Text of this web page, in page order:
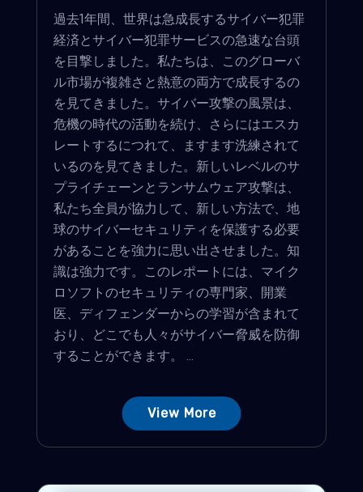
過去1年間、世界は急成長するサイバー犯罪
経済とサイバー犯罪サービスの急速な台頭
を目撃しました。私たちは、このグローバ
ル市場が複雑さと熱意の両方で成長するの
を見てきました。サイバー攻撃の風景は、
危機の時代の活動を続け、さらにはエスカ
レートするにつれて、ますます洗練されて
いるのを見てきました。新しいレベルのサ
プライチェーンとランサムウェア攻撃は、
私たち全員が協力して、新しい方法で、地
球のサイバーセキュリティを保護する必要
があることを強力に思い出させました。知
識は強力です。このレポートには、マイク
ロソフトのセキュリティの専門家、開業
医、ディフェンダーからの学習が含まれて
おり、どこでも人々がサイバー脅威を防御
することができます。 ...
View More